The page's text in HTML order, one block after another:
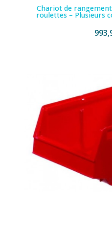
Chariot de rangement
roulettes – Plusieurs